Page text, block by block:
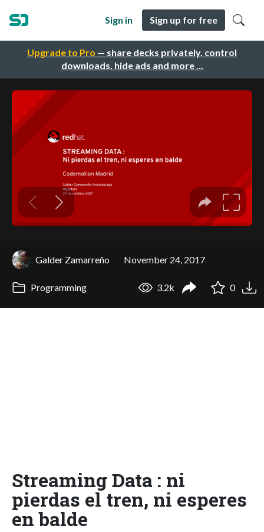
Upgrade to Pro — share decks privately, control
downloads, hide ads and more …
Sign in Sign up for free
Galder Zamarreño November 24, 2017
Programming 3.2k 0
Streaming Data : ni
pierdas el tren, ni esperes
en balde